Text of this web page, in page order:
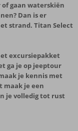
gaan waterskiën
Dan is er
strand. Titan Select
excursiepakket
ga je op jeeptour
je kennis met
maak je een
je volledig tot rust